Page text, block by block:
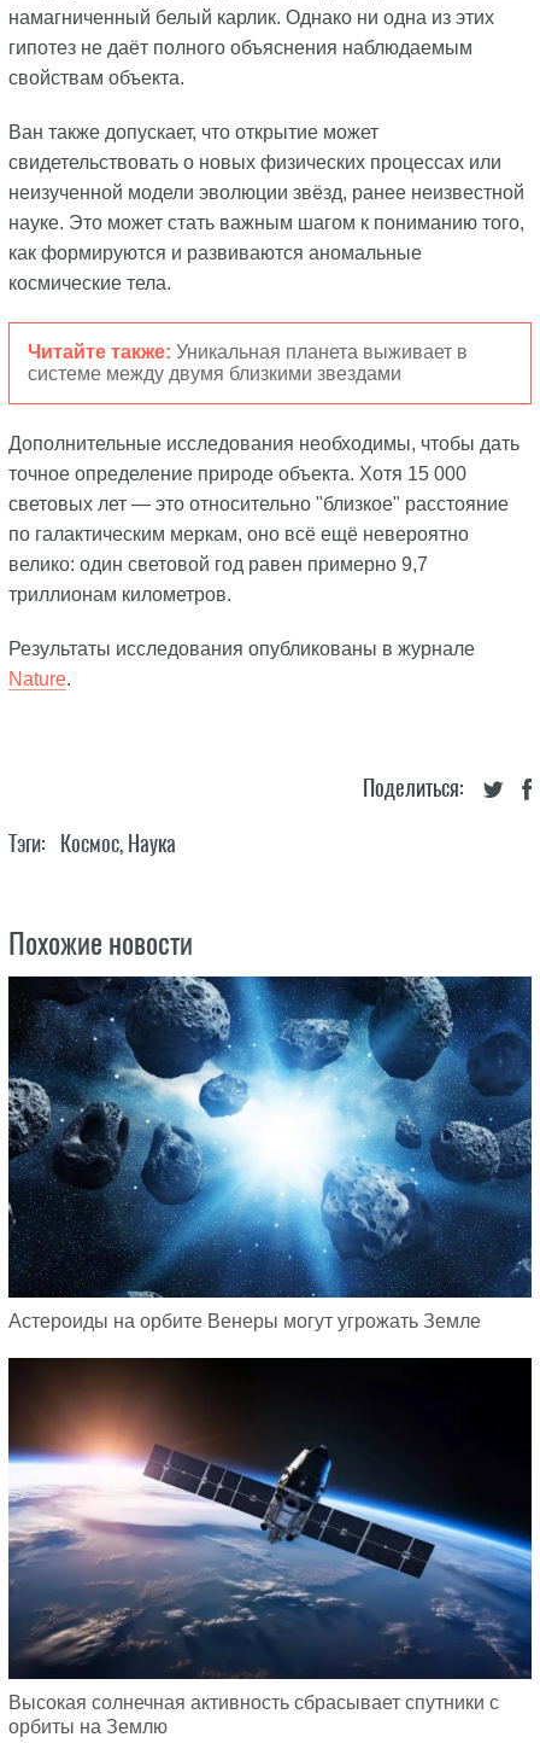
намагниченный белый карлик. Однако ни одна из этих
гипотез не даёт полного объяснения наблюдаемым
свойствам объекта.
Ван также допускает, что открытие может
свидетельствовать о новых физических процессах или
неизученной модели эволюции звёзд, ранее неизвестной
науке. Это может стать важным шагом к пониманию того,
как формируются и развиваются аномальные
космические тела.
Читайте также: Уникальная планета выживает в
системе между двумя близкими звездами
Дополнительные исследования необходимы, чтобы дать
точное определение природе объекта. Хотя 15 000
световых лет — это относительно "близкое" расстояние
по галактическим меркам, оно всё ещё невероятно
велико: один световой год равен примерно 9,7
триллионам километров.
Результаты исследования опубликованы в журнале
Nature.
Поделиться:
Тэги: Космос, Наука
Похожие новости
Астероиды на орбите Венеры могут угрожать Земле
Высокая солнечная активность сбрасывает спутники с
орбиты на Землю